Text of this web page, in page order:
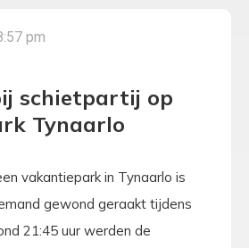
pm
schietpartij op
Tynaarlo
vakantiepark in Tynaarlo is
gewond geraakt tijdens
21:45 uur werden de